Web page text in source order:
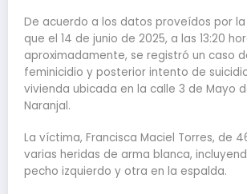
De acuerdo a los datos proveídos por la
que el 14 de junio de 2025, a las 13:20
aproximadamente, se registró un caso
feminicidio y posterior intento de
vivienda ubicada en la calle 3 de Mayo
Naranjal.
La víctima, Francisca Maciel Torres, de
varias heridas de arma blanca,
pecho izquierdo y otra en la espalda.